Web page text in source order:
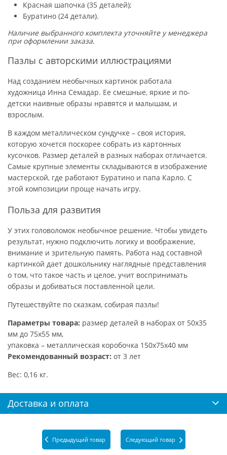
Красная шапочка (35 деталей);
Буратино (24 детали).
Наличие выбранного комплекта уточняйте у менеджера
при оформлении заказа.
Пазлы с авторскими иллюстрациями
Над созданием необычных картинок работала
художница Инна Семадар. Ее смешные, яркие и по-
детски наивные образы нравятся и малышам, и
взрослым.
В каждом металлическом сундучке – своя история,
которую хочется поскорее собрать из картонных
кусочков. Размер деталей в разных наборах отличается.
Самые крупные элементы складываются в изображение
мастерской, где работают Буратино и папа Карло. С
этой композиции проще начать игру.
Польза для развития
У этих головоломок необычное решение. Чтобы увидеть
результат, нужно подключить логику и воображение,
внимание и зрительную память. Работа над составной
картинкой дает дошкольнику наглядные представления
о том, что такое часть и целое, учит воспринимать
образы и добиваться поставленной цели.
Путешествуйте по сказкам, собирая пазлы!
Параметры товара: размер деталей в наборах от 50х35
мм до 75х55 мм,
упаковка – металлическая коробочка 150х75х40 мм
Рекомендованный возраст: от 3 лет
Вес: 0,16 кг.
Доставка и оплата
Предыдущий товар Следующий товар